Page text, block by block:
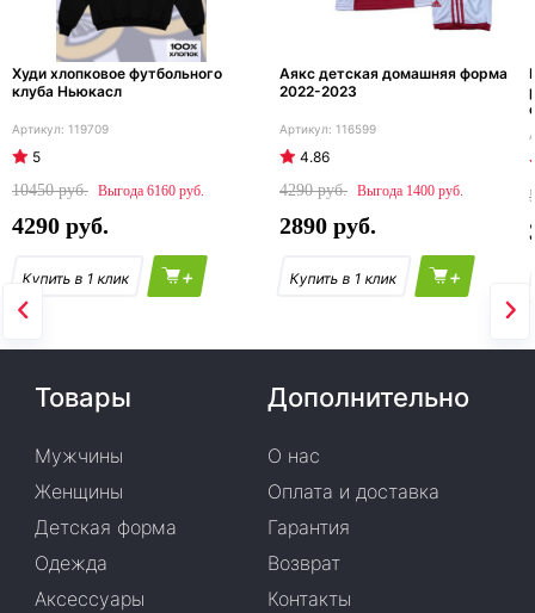
Худи хлопковое футбольного
клуба Ньюкасл
119709
5
10450
6160
4290
+
Аякс детская домашняя форма
2022-2023
116599
4.86
4290
1400
2890
+
Товары
Мужчины
Женщины
Детская форма
Одежда
Аксессуары
Дополнительно
О нас
Оплата и доставка
Гарантия
Возврат
Контакты